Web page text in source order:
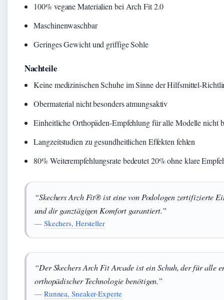
100% vegane Materialien bei Arch Fit 2.0
Maschinenwaschbar
Geringes Gewicht und griffige Sohle
Nachteile
Keine medizinischen Schuhe im Sinne der Hilfsmittel-
Obermaterial nicht besonders atmungsaktiv
Einheitliche Orthopäden-Empfehlung für alle Modelle nicht
Langzeitstudien zu gesundheitlichen Effekten fehlen
80% Weiterempfehlungsrate bedeutet 20% ohne klare
“Skechers Arch Fit® ist eine von Podologen zertifizierte
und dir ganztägigen Komfort garantiert.”
— Skechers, Hersteller
“Der Skechers Arch Fit Arcade ist ein Schuh, der für alle
orthopädischer Technologie benötigen.”
— Runnea, Sneaker-Experte